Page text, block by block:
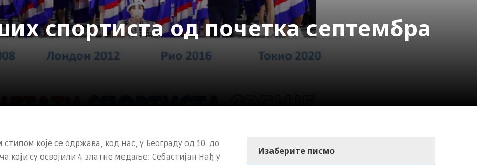
спортиста од почетка септембра
које се одржава, код нас, у Београду од 10. до
који су освојили 4 златне медаље: Себастијан Нађ у
Изаберите писмо